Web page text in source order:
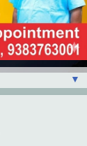
▼